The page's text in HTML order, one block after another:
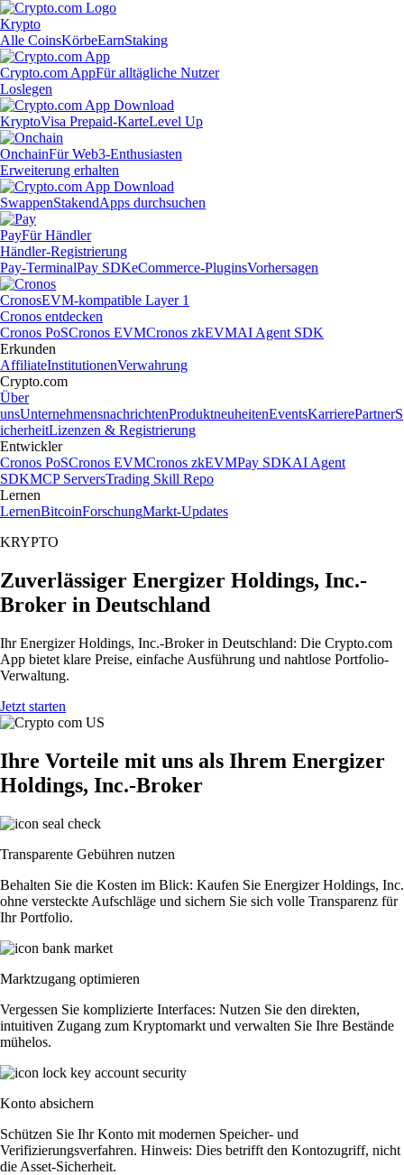
Krypto
Alle CoinsKörbeEarnStaking
Crypto.com AppFür alltägliche Nutzer
Loslegen
KryptoVisa Prepaid-KarteLevel Up
OnchainFür Web3-Enthusiasten
Erweiterung erhalten
SwappenStakendApps durchsuchen
PayFür Händler
Händler-Registrierung
Pay-TerminalPay SDKeCommerce-PluginsVorhersagen
CronosEVM-kompatible Layer 1
Cronos entdecken
Cronos PoSCronos EVMCronos zkEVMAI Agent SDK
Erkunden
AffiliateInstitutionenVerwahrung
Crypto.com
Über
unsUnternehmensnachrichtenProduktneuheitenEventsKarrierePartnerS
icherheitLizenzen & Registrierung
Entwickler
Cronos PoSCronos EVMCronos zkEVMPay SDKAI Agent
SDKMCP ServersTrading Skill Repo
Lernen
LernenBitcoinForschungMarkt-Updates
KRYPTO
Zuverlässiger Energizer Holdings, Inc.-
Broker in Deutschland
Ihr Energizer Holdings, Inc.-Broker in Deutschland: Die Crypto.com
App bietet klare Preise, einfache Ausführung und nahtlose Portfolio-
Verwaltung.
Jetzt starten
Ihre Vorteile mit uns als Ihrem Energizer
Holdings, Inc.-Broker
Transparente Gebühren nutzen
Behalten Sie die Kosten im Blick: Kaufen Sie Energizer Holdings, Inc.
ohne versteckte Aufschläge und sichern Sie sich volle Transparenz für
Ihr Portfolio.
Marktzugang optimieren
Vergessen Sie komplizierte Interfaces: Nutzen Sie den direkten,
intuitiven Zugang zum Kryptomarkt und verwalten Sie Ihre Bestände
mühelos.
Konto absichern
Schützen Sie Ihr Konto mit modernen Speicher- und
Verifizierungsverfahren. Hinweis: Dies betrifft den Kontozugriff, nicht
die Asset-Sicherheit.